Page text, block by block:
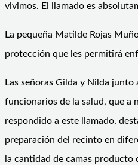
vivimos. El llamado es
La pequeña Matilde Rojas
protección que les permitirá
Las señoras Gilda y Nilda
funcionarios de la salud, que a
respondido a este llamado,
preparación del recinto en
la cantidad de camas